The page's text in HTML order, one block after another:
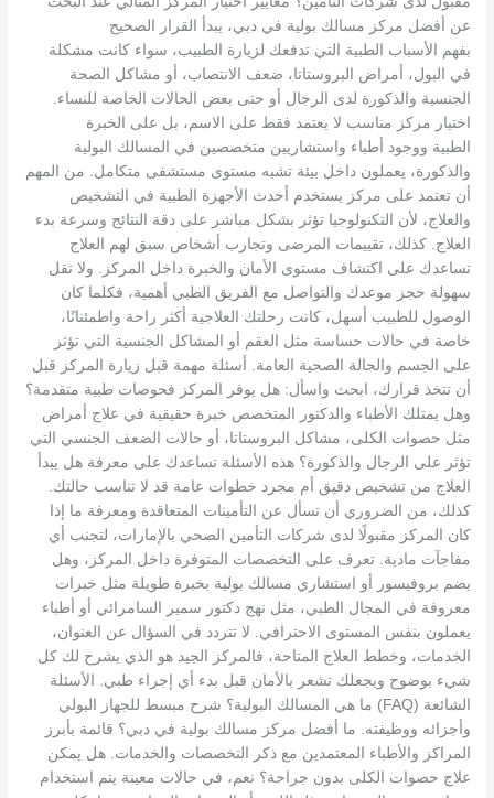
عن أفضل مركز مسالك بولية في دبي، يبدأ القرار الصحيح
بفهم الأسباب الطبية التي تدفعك لزيارة الطبيب، سواء كانت مشكلة
في البول، أمراض البروستاتا، ضعف الانتصاب، أو مشاكل الصحة
الجنسية والذكورة لدى الرجال أو حتى بعض الحالات الخاصة للنساء.
اختيار مركز مناسب لا يعتمد فقط على الاسم، بل على الخبرة
الطبية ووجود أطباء واستشاريين متخصصين في المسالك البولية
والذكورة، يعملون داخل بيئة تشبه مستوى مستشفى متكامل. من المهم
أن تعتمد على مركز يستخدم أحدث الأجهزة الطبية في التشخيص
والعلاج، لأن التكنولوجيا تؤثر بشكل مباشر على دقة النتائج وسرعة بدء
العلاج. كذلك، تقييمات المرضى وتجارب أشخاص سبق لهم العلاج
تساعدك على اكتشاف مستوى الأمان والخبرة داخل المركز. ولا تقل
سهولة حجز موعدك والتواصل مع الفريق الطبي أهمية، فكلما كان
الوصول للطبيب أسهل، كانت رحلتك العلاجية أكثر راحة واطمئنانًا،
خاصة في حالات حساسة مثل العقم أو المشاكل الجنسية التي تؤثر
على الجسم والحالة الصحية العامة. أسئلة مهمة قبل زيارة المركز قبل
أن تتخذ قرارك، ابحث واسأل: هل يوفر المركز فحوصات طبية متقدمة؟
وهل يمتلك الأطباء والدكتور المتخصص خبرة حقيقية في علاج أمراض
مثل حصوات الكلى، مشاكل البروستاتا، أو حالات الضعف الجنسي التي
تؤثر على الرجال والذكورة؟ هذه الأسئلة تساعدك على معرفة هل يبدأ
العلاج من تشخيص دقيق أم مجرد خطوات عامة قد لا تناسب حالتك.
كذلك، من الضروري أن تسأل عن التأمينات المتعاقدة ومعرفة ما إذا
كان المركز مقبولًا لدى شركات التأمين الصحي بالإمارات، لتجنب أي
مفاجآت مادية. تعرف على التخصصات المتوفرة داخل المركز، وهل
يضم بروفيسور أو استشاري مسالك بولية بخبرة طويلة مثل خبرات
معروفة في المجال الطبي، مثل نهج دكتور سمير السامرائي أو أطباء
يعملون بنفس المستوى الاحترافي. لا تتردد في السؤال عن العنوان،
الخدمات، وخطط العلاج المتاحة، فالمركز الجيد هو الذي يشرح لك كل
شيء بوضوح ويجعلك تشعر بالأمان قبل بدء أي إجراء طبي. الأسئلة
الشائعة (FAQ) ما هي المسالك البولية؟ شرح مبسط للجهاز البولي
وأجزائه ووظيفته. ما أفضل مركز مسالك بولية في دبي؟ قائمة بأبرز
المراكز والأطباء المعتمدين مع ذكر التخصصات والخدمات. هل يمكن
علاج حصوات الكلى بدون جراحة؟ نعم، في حالات معينة يتم استخدام